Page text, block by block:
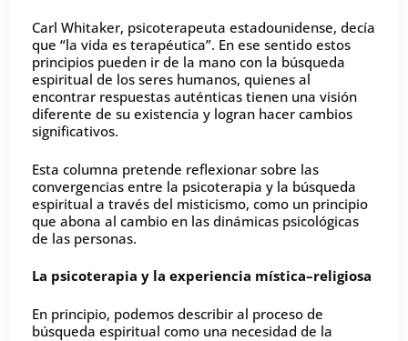
Carl Whitaker, psicoterapeuta estadounidense, decía
que “la vida es terapéutica”. En ese sentido estos
principios pueden ir de la mano con la búsqueda
espiritual de los seres humanos, quienes al
encontrar respuestas auténticas tienen una visión
diferente de su existencia y logran hacer cambios
significativos.
Esta columna pretende reflexionar sobre las
convergencias entre la psicoterapia y la búsqueda
espiritual a través del misticismo, como un principio
que abona al cambio en las dinámicas psicológicas
de las personas.
La psicoterapia y la experiencia mística–religiosa
En principio, podemos describir al proceso de
búsqueda espiritual como una necesidad de la